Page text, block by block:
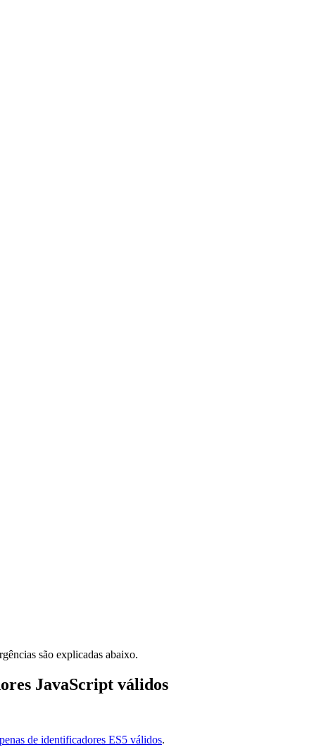
são explicadas abaixo.
JavaScript válidos
de identificadores ES5 válidos.